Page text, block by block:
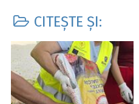
CITEȘTE ȘI: